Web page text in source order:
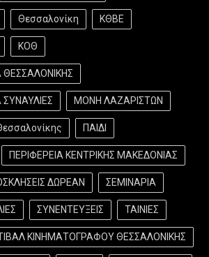
Θεσσαλονίκη ΚΘΒΕ
ΚΟΘ
ΘΕΣΣΑΛΟΝΙΚΗΣ
ΜΟΝΗ ΛΑΖΑΡΙΣΤΩΝ
ΠΑΙΔΙ
ΠΕΡΙΦΕΡΕΙΑ ΚΕΝΤΡΙΚΗΣ ΜΑΚΕΔΟΝΙΑΣ
ΔΩΡΕΑΝ ΣΕΜΙΝΑΡΙΑ
ΣΥΝΕΝΤΕΥΞΕΙΣ ΤΑΙΝΙΕΣ
ΚΙΝΗΜΑΤΟΓΡΑΦΟΥ ΘΕΣΣΑΛΟΝΙΚΗΣ